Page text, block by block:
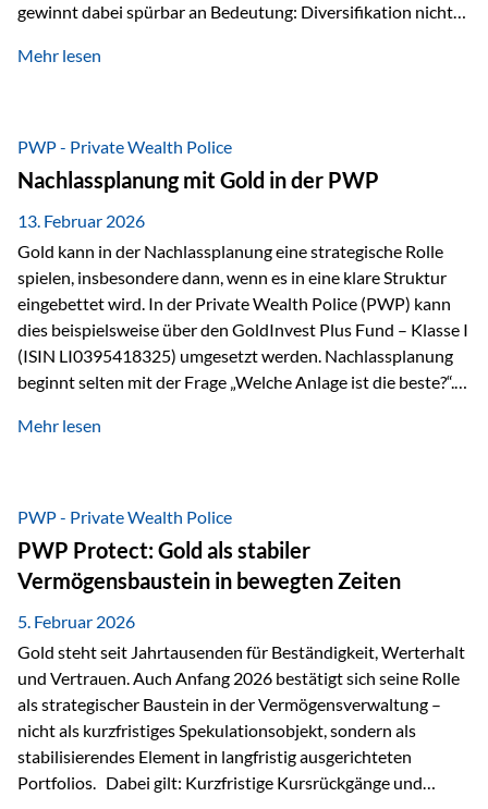
gewinnt dabei spürbar an Bedeutung: Diversifikation nicht
Wer Vermögen ausschließlich in einem Rechtsraum
Liechtenstein eine Rolle spielen: außerhalb der EU, ohne
Euro, mit einem eigenständigen Rechts- und Finanzplatz.
Und genau an dieser Stelle setzt der 3-Zellenschutz an –…
Mehr lesen
PWP - Private Wealth Police
Nachlassplanung mit Gold in der PWP
13. Februar 2026
Gold kann in der Nachlassplanung eine strategische Rolle
spielen, insbesondere dann, wenn es in eine klare Struktur
eingebettet wird. In der Private Wealth Police (PWP) kann
dies beispielsweise über den GoldInvest Plus Fund – Klasse I
(ISIN LI0395418325) umgesetzt werden. Nachlassplanung
beginnt selten mit der Frage „Welche Anlage ist die beste?“.
was bekommen – wann – und in welcher Struktur?Und vor
bei größeren Vermögen ist das entscheidend.
Mehr lesen
PWP - Private Wealth Police
PWP Protect: Gold als stabiler
Vermögensbaustein in bewegten Zeiten
5. Februar 2026
Gold steht seit Jahrtausenden für Beständigkeit, Werterhalt
und Vertrauen. Auch Anfang 2026 bestätigt sich seine Rolle
als strategischer Baustein in der Vermögensverwaltung –
nicht als kurzfristiges Spekulationsobjekt, sondern als
stabilisierendes Element in langfristig ausgerichteten
Portfolios. Dabei gilt: Kurzfristige Kursrückgänge und